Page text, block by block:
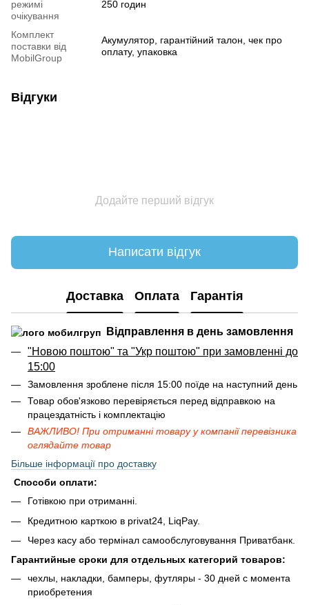
режимі
очікування
250 годин
Комплект
поставки від
MobilGroup
Акумулятор, гарантійний талон, чек про
оплату, упаковка
Відгуки
Додайте перший відгук
Написати відгук
Доставка Оплата Гарантія
Відправлення в день замовлення
"Новою поштою" та "Укр поштою" при замовленні до
15:00
Замовлення зроблене після 15:00 поїде на наступний день
Товар обов'язково перевіряється перед відправкою на
працездатність і комплектацію
ВАЖЛИВО! При отриманні товару у компанії перевізника
оглядайте товар
Більше інформації про доставку
Способи оплати:
Готівкою при отриманні.
Кредитною карткою в privat24, LiqPay.
Через касу або термінал самообслуговування Приватбанк.
Гарантийные сроки для отдельных категорий товаров:
чехлы, накладки, бамперы, футляры - 30 дней с момента
приобретения